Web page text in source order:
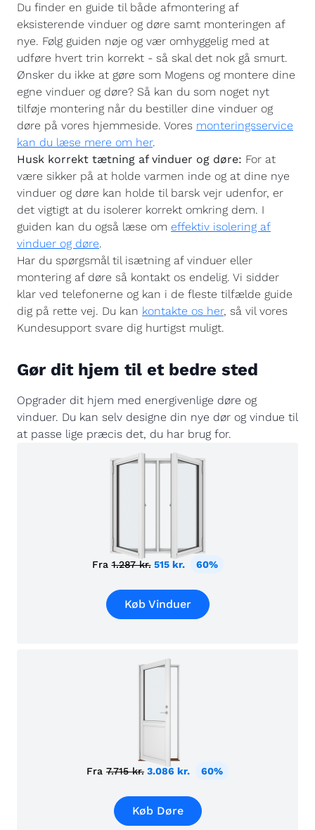
Du finder en guide til både afmontering af
eksisterende vinduer og døre samt monteringen af
nye. Følg guiden nøje og vær omhyggelig med at
udføre hvert trin korrekt - så skal det nok gå smurt.
Ønsker du ikke at gøre som Mogens og montere dine
egne vinduer og døre? Så kan du som noget nyt
tilføje montering når du bestiller dine vinduer og
døre på vores hjemmeside. Vores monteringsservice
kan du læse mere om her.
Husk korrekt tætning af vinduer og døre: For at
være sikker på at holde varmen inde og at dine nye
vinduer og døre kan holde til barsk vejr udenfor, er
det vigtigt at du isolerer korrekt omkring dem. I
guiden kan du også læse om effektiv isolering af
vinduer og døre.
Har du spørgsmål til isætning af vinduer eller
montering af døre så kontakt os endelig. Vi sidder
klar ved telefonerne og kan i de fleste tilfælde guide
dig på rette vej. Du kan kontakte os her, så vil vores
Kundesupport svare dig hurtigst muligt.
Gør dit hjem til et bedre sted
Opgrader dit hjem med energivenlige døre og
vinduer. Du kan selv designe din nye dør og vindue til
at passe lige præcis det, du har brug for.
Fra 1.287 kr. 515 kr. 60%
Køb Vinduer
Fra 7.715 kr. 3.086 kr. 60%
Køb Døre